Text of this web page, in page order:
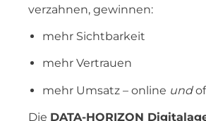
verzahnen, gewinnen:
mehr Sichtbarkeit
mehr Vertrauen
mehr Umsatz – online und
Die DATA-HORIZON